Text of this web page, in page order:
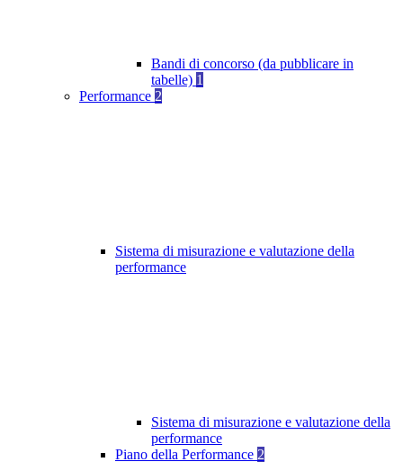
Bandi di concorso (da pubblicare in
tabelle) 1
Performance 2
Sistema di misurazione e valutazione della
performance
Sistema di misurazione e valutazione della
performance
Piano della Performance 2